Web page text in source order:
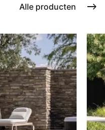
Alle producten